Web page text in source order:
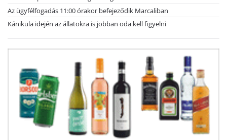
Az ügyfélfogadás 11:00 órakor befejeződik Marcaliban
Kánikula idején az állatokra is jobban oda kell figyelni